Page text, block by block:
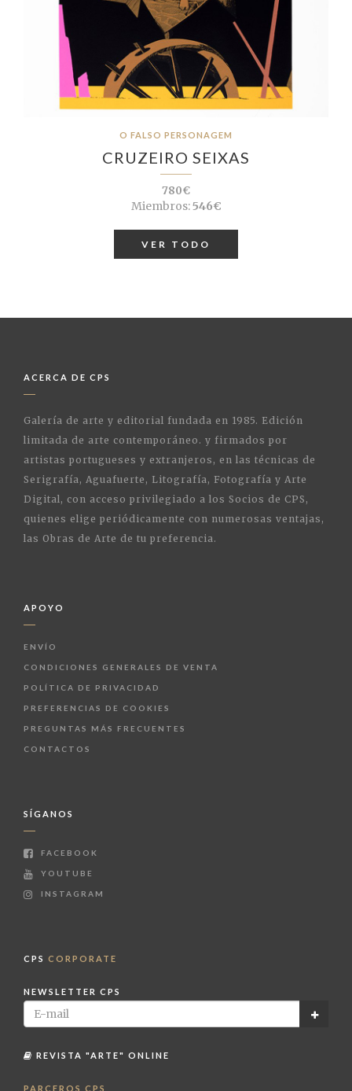
O FALSO PERSONAGEM
CRUZEIRO SEIXAS
780€
Miembros:546€
VER TODO
ACERCA DE CPS
Galería de arte y editorial fundada en 1985. Edición
limitada de arte contemporáneo. y firmados por
artistas portugueses y extranjeros, en las técnicas de
Serigrafía, Aguafuerte, Litografía, Fotografía y Arte
Digital, con acceso privilegiado a los Socios de CPS,
quienes elige periódicamente con numerosas ventajas,
las Obras de Arte de tu preferencia.
APOYO
ENVÍO
CONDICIONES GENERALES DE VENTA
POLÍTICA DE PRIVACIDAD
PREFERENCIAS DE COOKIES
PREGUNTAS MÁS FRECUENTES
CONTACTOS
SÍGANOS
FACEBOOK
YOUTUBE
INSTAGRAM
CPS CORPORATE
NEWSLETTER CPS
REVISTA "ARTE" ONLINE
PARCEROS CPS